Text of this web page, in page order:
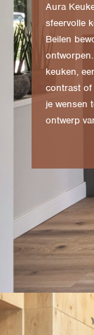
Aura
sfeervolle
Beilen
keuken,
contrast of
je wensen
ontwerp